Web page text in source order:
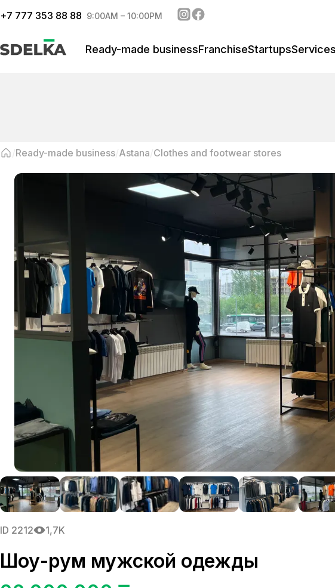
+7 777 353 88 88 9:00AM – 10:00PM
Ready-made businessFranchiseStartupsServices
Ready-made business Astana Clothes and footwear stores
ID 2212 1,7K
Шоу-рум мужской одежды